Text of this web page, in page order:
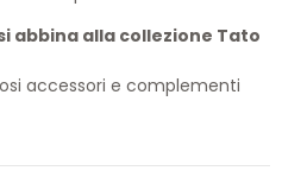
abbina alla collezione Tato
accessori e complementi